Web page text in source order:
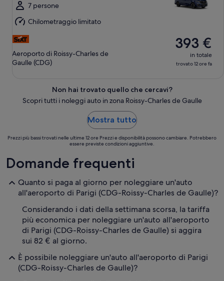
mer
12
ago
7 persone
Chilometraggio limitato
Aeroporto di Roissy-Charles de
Gaulle (CDG)
393 €
in totale
trovato 12 ore fa
Non hai trovato quello che cercavi?
Scopri tutti i noleggi auto in zona Roissy-Charles de Gaulle
Mostra tutto
Prezzi più bassi trovati nelle ultime 12 ore Prezzi e disponibilità possono cambiare. Potrebbero
essere previste condizioni aggiuntive.
Domande frequenti
Quanto si paga al giorno per noleggiare un'auto
all'aeroporto di Parigi (CDG-Roissy-Charles de Gaulle)?
Considerando i dati della settimana scorsa, la tariffa
più economica per noleggiare un'auto all'aeroporto
di Parigi (CDG-Roissy-Charles de Gaulle) si aggira
sui 82 € al giorno.
È possibile noleggiare un'auto all'aeroporto di Parigi
(CDG-Roissy-Charles de Gaulle)?